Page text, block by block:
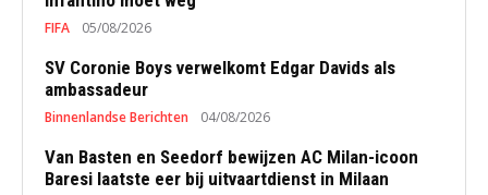
FIFA 05/08/2026
SV Coronie Boys verwelkomt Edgar Davids als
ambassadeur
Binnenlandse Berichten 04/08/2026
Van Basten en Seedorf bewijzen AC Milan-icoon
Baresi laatste eer bij uitvaartdienst in Milaan